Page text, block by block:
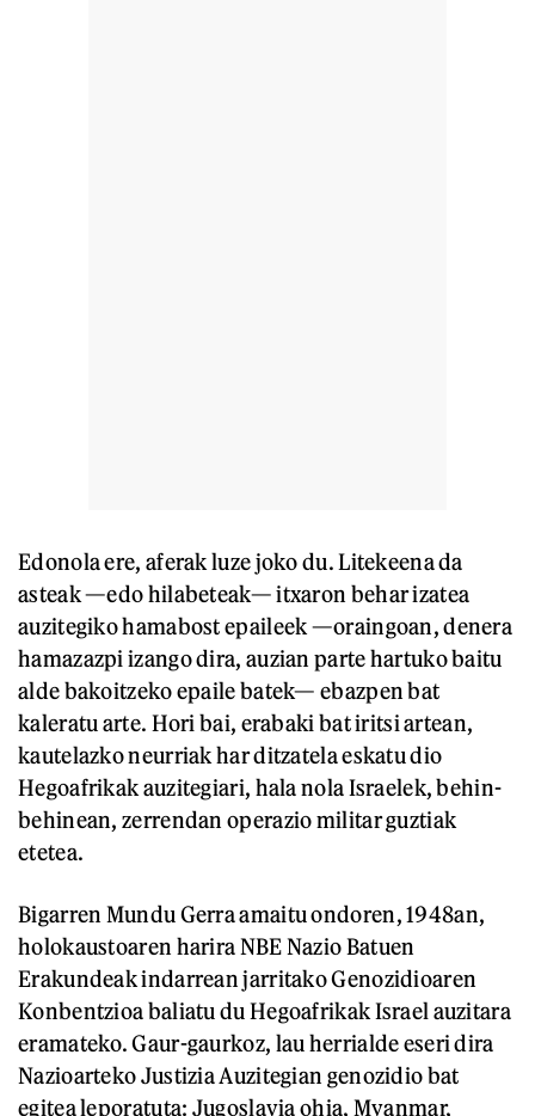
Edonola ere, aferak luze joko du. Litekeena da
asteak —edo hilabeteak— itxaron behar izatea
auzitegiko hamabost epaileek —oraingoan, denera
hamazazpi izango dira, auzian parte hartuko baitu
alde bakoitzeko epaile batek— ebazpen bat
kaleratu arte. Hori bai, erabaki bat iritsi artean,
kautelazko neurriak har ditzatela eskatu dio
Hegoafrikak auzitegiari, hala nola Israelek, behin-
behinean, zerrendan operazio militar guztiak
etetea.
Bigarren Mundu Gerra amaitu ondoren, 1948an,
holokaustoaren harira NBE Nazio Batuen
Erakundeak indarrean jarritako Genozidioaren
Konbentzioa baliatu du Hegoafrikak Israel auzitara
eramateko. Gaur-gaurkoz, lau herrialde eseri dira
Nazioarteko Justizia Auzitegian genozidio bat
egitea leporatuta: Jugoslavia ohia, Myanmar,